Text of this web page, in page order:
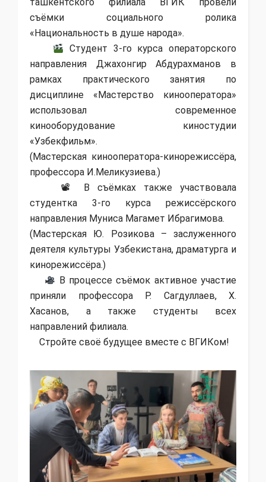
съёмки социального ролика
«Национальность в душе народа».
Студент 3-го курса операторского
направления Джахонгир Абдурахманов в
рамках практического занятия по
дисциплине «Мастерство кинооператора»
использовал современное
кинооборудование киностудии
«Узбекфильм».
(Мастерская кинооператора-кинорежиссёра,
профессора И.Меликузиева.)
📽 В съёмках также участвовала
студентка 3-го курса режиссёрского
направления Муниса Магамет Ибрагимова.
(Мастерская Ю. Розикова – заслуженного
деятеля культуры Узбекистана, драматурга и
кинорежиссёра.)
В процессе съёмок активное участие
приняли профессора Р. Сагдуллаев, Х.
Хасанов, а также студенты всех
направлений филиала.
Стройте своё будущее вместе с ВГИКом!